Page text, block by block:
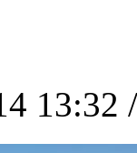
13:32